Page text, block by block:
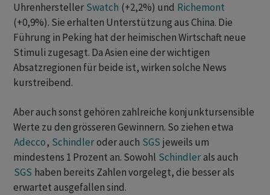
Uhrenhersteller Swatch (+2,2%) und Richemont
(+0,9%). Sie erhalten Unterstützung aus China. Die
Führung in Peking hat der heimischen Wirtschaft neue
Stimuli zugesagt. Da Asien eine der wichtigen
Absatzregionen für beide ist, wirken solche News
kurstreibend.
Aber auch sonst gehören zahlreiche konjunktursensible
Werte zu den grösseren Gewinnern. So ziehen etwa
Adecco, Schindleroder auch SGS jeweils um
mindestens 1 Prozent an. Sowohl Schindlerals auch
SGS haben bereits Zahlen vorgelegt, die besser als
erwartet ausgefallen sind.